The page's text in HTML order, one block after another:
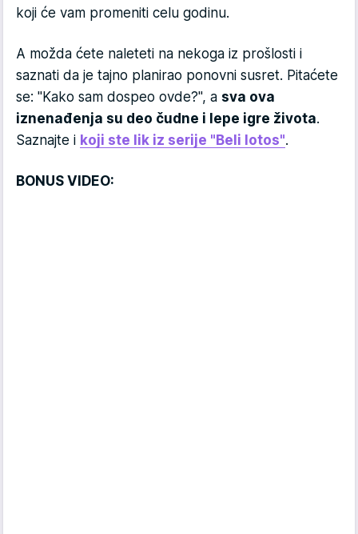
koji će vam promeniti celu godinu.
A možda ćete naleteti na nekoga iz prošlosti i
saznati da je tajno planirao ponovni susret. Pitaćete
se: "Kako sam dospeo ovde?", a sva ova
iznenađenja su deo čudne i lepe igre života.
Saznajte i koji ste lik iz serije "Beli lotos".
BONUS VIDEO: